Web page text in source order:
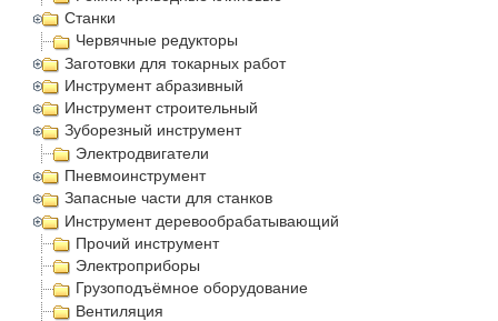
Станки
Червячные редукторы
Заготовки для токарных работ
Инструмент абразивный
Инструмент строительный
Зуборезный инструмент
Электродвигатели
Пневмоинструмент
Запасные части для станков
Инструмент деревообрабатывающий
Прочий инструмент
Электроприборы
Грузоподъёмное оборудование
Вентиляция